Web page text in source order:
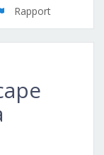
Rapport